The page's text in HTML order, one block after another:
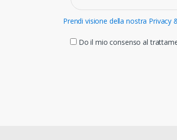
Prendi visione della nostra Privacy
Do il mio consenso al